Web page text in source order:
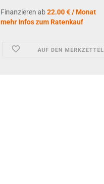
Finanzieren ab 22.00 € / Monat
mehr Infos zum Ratenkauf
AUF DEN MERKZETTEL